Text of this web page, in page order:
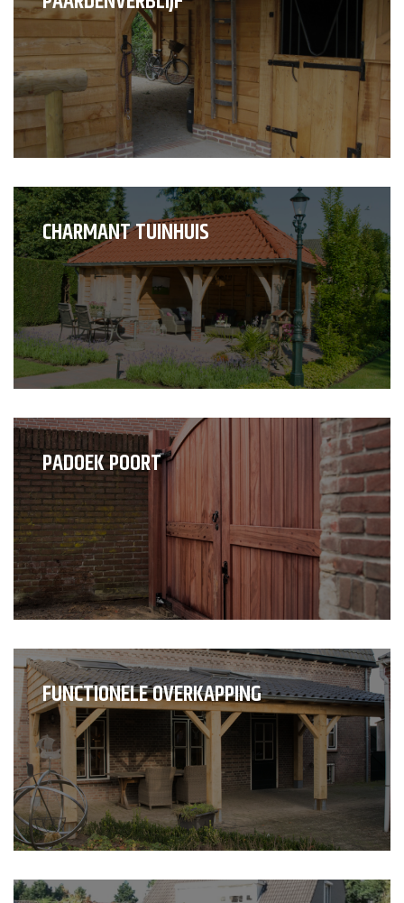
CHARMANT TUINHUIS
PADOEK POORT
FUNCTIONELE OVERKAPPING